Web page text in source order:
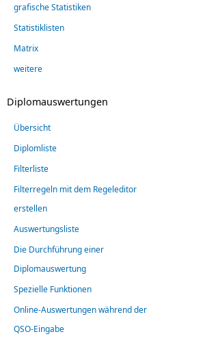
grafische Statistiken
Statistiklisten
Matrix
weitere
Diplomauswertungen
Übersicht
Diplomliste
Filterliste
Filterregeln mit dem Regeleditor
erstellen
Auswertungsliste
Die Durchführung einer
Diplomauswertung
Spezielle Funktionen
Online-Auswertungen während der
QSO-Eingabe